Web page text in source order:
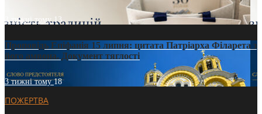
3 тижні тому13
Проповідь Епіфанія 15 липня: цитата Патріарха Філарета з
його амвона. Документ тяглості
3 тижні тому18
ПОЖЕРТВА